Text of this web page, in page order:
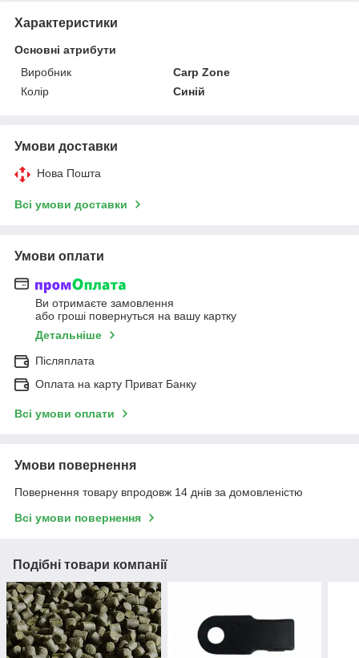
Характеристики
Основні атрибути
Виробник
Carp Zone
Колір
Синій
Умови доставки
Нова Пошта
Всі умови доставки
Умови оплати
Ви отримаєте замовлення
або гроші повернуться на вашу картку
Детальніше
Післяплата
Оплата на карту Приват Банку
Всі умови оплати
Умови повернення
Повернення товару впродовж 14 днів за домовленістю
Всі умови повернення
Подібні товари компанії